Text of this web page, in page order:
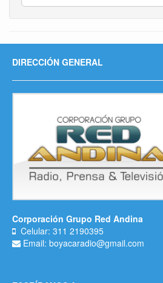
DIRECCIÓN GENERAL
Corporación Grupo Red Andina
Celular: 311 2190395
Email: boyacaradio@gmail.com